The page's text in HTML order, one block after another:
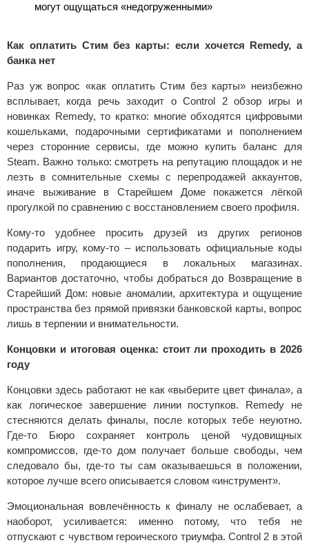
могут ощущаться «недогруженными»
Как оплатить Стим без карты: если хочется Remedy, а
банка нет
Раз уж вопрос «как оплатить Стим без карты» неизбежно
всплывает, когда речь заходит о Control 2 обзор игры и
новинках Remedy, то кратко: многие обходятся цифровыми
кошельками, подарочными сертификатами и пополнением
через сторонние сервисы, где можно купить баланс для
Steam. Важно только: смотреть на репутацию площадок и не
лезть в сомнительные схемы с перепродажей аккаунтов,
иначе выживание в Старейшем Доме покажется лёгкой
прогулкой по сравнению с восстановлением своего профиля.
Кому-то удобнее просить друзей из других регионов
подарить игру, кому-то – использовать официальные коды
пополнения, продающиеся в локальных магазинах.
Вариантов достаточно, чтобы добраться до Возвращение в
Старейший Дом: новые аномалии, архитектура и ощущение
пространства без прямой привязки банковской карты, вопрос
лишь в терпении и внимательности.
Концовки и итоговая оценка: стоит ли проходить в 2026
году
Концовки здесь работают не как «выберите цвет финала», а
как логическое завершение линии поступков. Remedy не
стесняются делать финалы, после которых тебе неуютно.
Где-то Бюро сохраняет контроль ценой чудовищных
компромиссов, где-то дом получает больше свободы, чем
следовало бы, где-то ты сам оказываешься в положении,
которое лучше всего описывается словом «инструмент».
Эмоциональная вовлечённость к финалу не ослабевает, а
наоборот, усиливается: именно потому, что тебя не
отпускают с чувством героического триумфа. Control 2 в этой